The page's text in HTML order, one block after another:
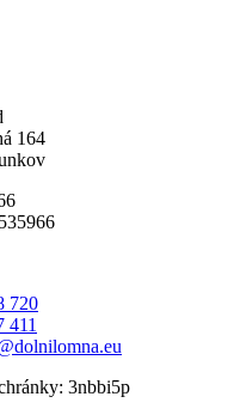
164
720
411
3nbbi5p